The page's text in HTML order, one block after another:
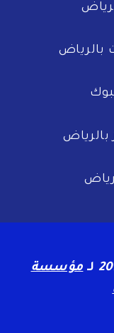
بالرياض
بالرياض
لـمؤسسة